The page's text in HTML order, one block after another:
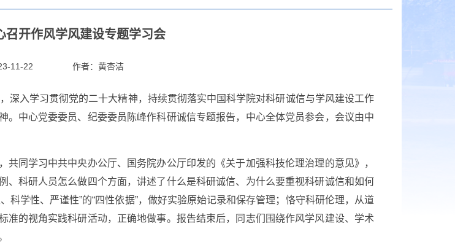
召开作风学风建设专题学习会
11-22 作者： 黄杏洁
入学习贯彻党的二十大精神，持续贯彻落实中国科学院对科研诚信与学风建设工作
中心党委委员、纪委委员陈峰作科研诚信专题报告，中心全体党员参会，会议由中
学习中共中央办公厅、国务院办公厅印发的《关于加强科技伦理治理的意见》，
、科研人员怎么做四个方面，讲述了什么是科研诚信、为什么要重视科研诚信和如何
学性、严谨性”的“四性依据”，做好实验原始记录和保存管理；恪守科研伦理，从道
的视角实践科研活动，正确地做事。报告结束后，同志们围绕作风学风建设、学术